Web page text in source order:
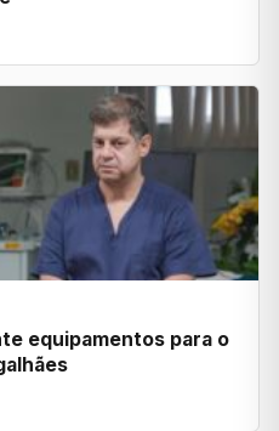
equipamentos para o